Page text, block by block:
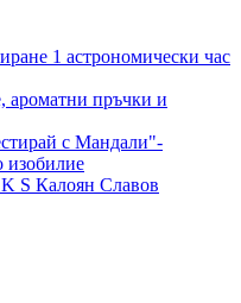
1 астрономически час
ароматни пръчки и
с Мандали"-
изобилие
S Калоян Славов